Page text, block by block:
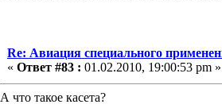
Re: Авиация специального
« Ответ #83 : 01.02.2010, 19:00:53 pm »
А что такое касета?